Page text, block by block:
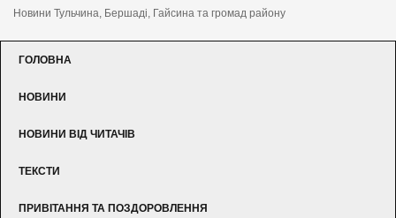
Новини Тульчина, Бершаді, Гайсина та громад району
ГОЛОВНА
НОВИНИ
НОВИНИ ВІД ЧИТАЧІВ
ТЕКСТИ
ПРИВІТАННЯ ТА ПОЗДОРОВЛЕННЯ